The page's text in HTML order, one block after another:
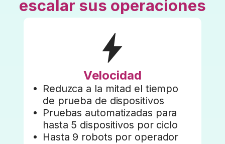
escalar sus operaciones
Velocidad
Reduzca a la mitad el tiempo
de prueba de dispositivos
Pruebas automatizadas para
hasta 5 dispositivos por ciclo
Hasta 9 robots por operador